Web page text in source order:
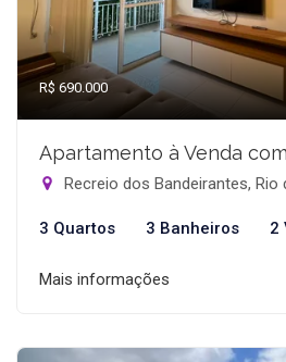
R$ 690.000
Apartamento à Venda
Recreio dos Bandeirantes, Rio
3 Quartos 3 Banheiros 2
Mais informações